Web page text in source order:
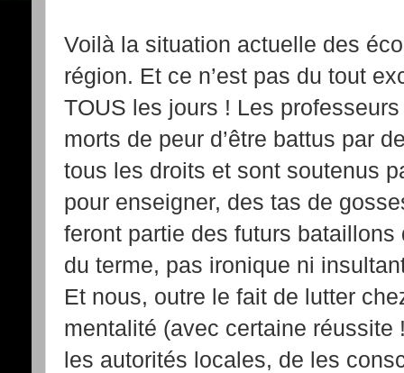
Voilà la situation actuelle des
région. Et ce n’est pas du tout
TOUS les jours ! Les
morts de peur d’être battus par
tous les droits et sont soutenus
pour enseigner, des tas de
feront partie des futurs
du terme, pas ironique ni
Et nous, outre le fait de lutter
mentalité (avec certaine
les autorités locales, de les